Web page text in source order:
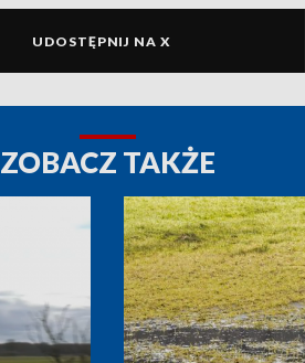
UDOSTĘPNIJ NA X
ZOBACZ TAKŻE